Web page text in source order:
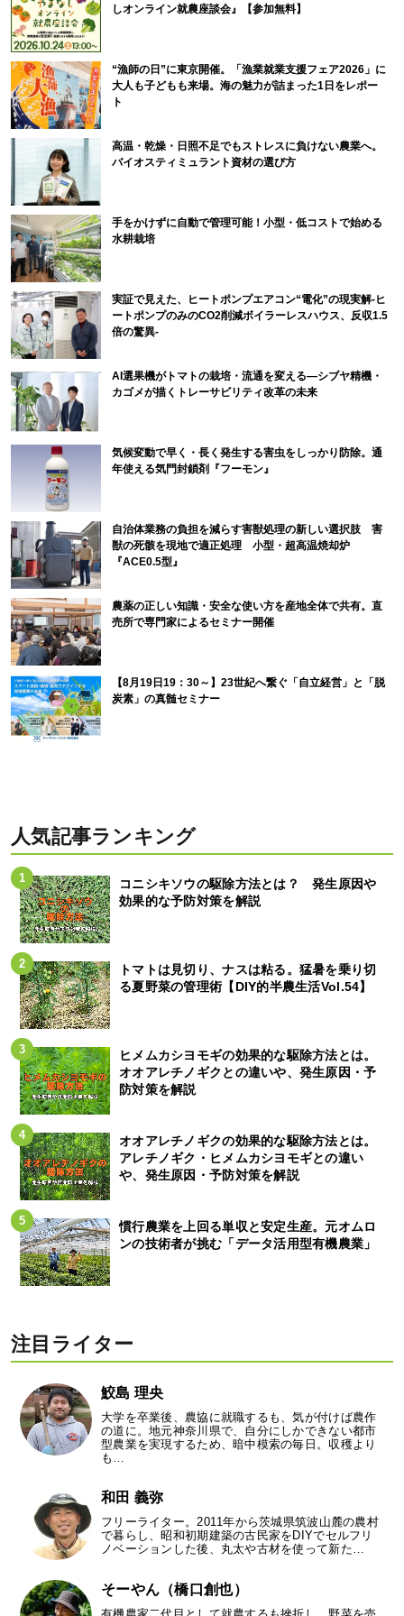
しオンライン就農座談会』【参加無料】
“漁師の日”に東京開催。「漁業就業支援フェア2026」に
大人も子どもも来場。海の魅力が詰まった1日をレポー
ト
高温・乾燥・日照不足でもストレスに負けない農業へ。
バイオスティミュラント資材の選び方
手をかけずに自動で管理可能！小型・低コストで始める
水耕栽培
実証で見えた、ヒートポンプエアコン“電化”の現実解-ヒ
ートポンプのみのCO2削減ボイラーレスハウス、反収1.5
倍の驚異-
AI選果機がトマトの栽培・流通を変える―シブヤ精機・
カゴメが描くトレーサビリティ改革の未来
気候変動で早く・長く発生する害虫をしっかり防除。通
年使える気門封鎖剤『フーモン』
自治体業務の負担を減らす害獣処理の新しい選択肢 害
獣の死骸を現地で適正処理 小型・超高温焼却炉
『ACE0.5型』
農薬の正しい知識・安全な使い方を産地全体で共有。直
売所で専門家によるセミナー開催
【8月19日19：30～】23世紀へ繋ぐ「自立経営」と「脱
炭素」の真髄セミナー
人気記事ランキング
コニシキソウの駆除方法とは？ 発生原因や
効果的な予防対策を解説
トマトは見切り、ナスは粘る。猛暑を乗り切
る夏野菜の管理術【DIY的半農生活Vol.54】
ヒメムカシヨモギの効果的な駆除方法とは。
オオアレチノギクとの違いや、発生原因・予
防対策を解説
オオアレチノギクの効果的な駆除方法とは。
アレチノギク・ヒメムカシヨモギとの違い
や、発生原因・予防対策を解説
慣行農業を上回る単収と安定生産。元オムロ
ンの技術者が挑む「データ活用型有機農業」
注目ライター
鮫島 理央
大学を卒業後、農協に就職するも、気が付けば農作
の道に。地元神奈川県で、自分にしかできない都市
型農業を実現するため、暗中模索の毎日。収穫より
も…
和田 義弥
フリーライター。2011年から茨城県筑波山麓の農村
で暮らし、昭和初期建築の古民家をDIYでセルフリ
ノベーションした後、丸太や古材を使って新た…
そーやん（橋口創也）